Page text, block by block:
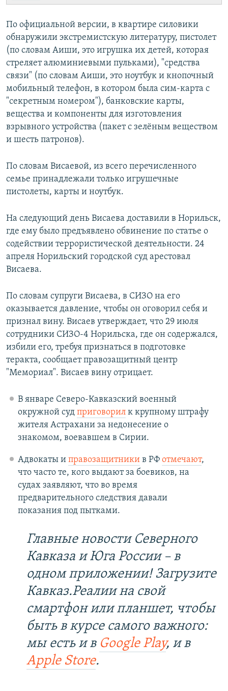
По официальной версии, в квартире силовики
обнаружили экстремистскую литературу, пистолет
(по словам Аиши, это игрушка их детей, которая
стреляет алюминиевыми пульками), "средства
связи" (по словам Аиши, это ноутбук и кнопочный
мобильный телефон, в котором была сим-карта с
"секретным номером"), банковские карты,
вещества и компоненты для изготовления
взрывного устройства (пакет с зелёным веществом
и шесть патронов).
По словам Висаевой, из всего перечисленного
семье принадлежали только игрушечные
пистолеты, карты и ноутбук.
На следующий день Висаева доставили в Норильск,
где ему было предъявлено обвинение по статье о
содействии террористической деятельности. 24
апреля Норильский городской суд арестовал
Висаева.
По словам супруги Висаева, в СИЗО на его
оказывается давление, чтобы он оговорил себя и
признал вину. Висаев утверждает, что 29 июля
сотрудники СИЗО-4 Норильска, где он содержался,
избили его, требуя признаться в подготовке
теракта, сообщает правозащитный центр
"Мемориал". Висаев вину отрицает.
В январе Северо-Кавказский военный
окружной суд приговорилк крупному штрафу
жителя Астрахани за недонесение о
знакомом, воевавшем в Сирии.
Адвокаты и правозащитникив РФ отмечают,
что часто те, кого выдают за боевиков, на
судах заявляют, что во время
предварительного следствия давали
показания под пытками.
Главные новости Северного
Кавказа и Юга России – в
одном приложении! Загрузите
Кавказ.Реалии на свой
смартфон или планшет, чтобы
быть в курсе самого важного:
мы есть и в Google Play, и в
Apple Store.